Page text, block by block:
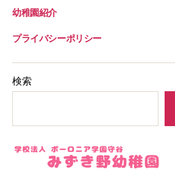
k
幼稚園紹介
プライバシーポリシー
検索